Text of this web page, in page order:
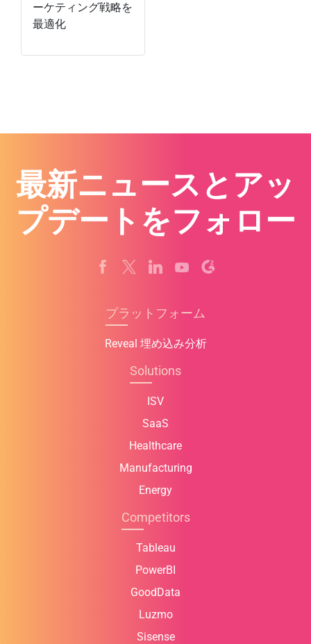
ーケティング戦略を
最適化
最新ニュースとアッ
プデートをフォロー
プラットフォーム
Reveal 埋め込み分析
Solutions
ISV
SaaS
Healthcare
Manufacturing
Energy
Competitors
Tableau
PowerBI
GoodData
Luzmo
Sisense